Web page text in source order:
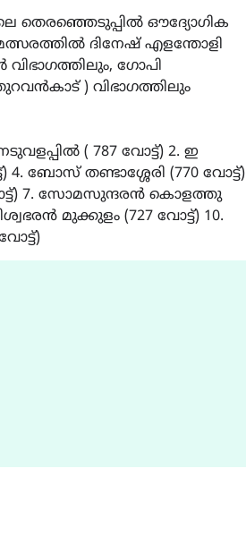
തെരഞ്ഞെടുപ്പിൽ ഔദ്യോഗിക
മത്സരത്തിൽ ദിനേഷ് എളന്തോളി
വിഭാഗത്തിലും, ഗോപി
) വിഭാഗത്തിലും
( 787 വോട്ട്) 2. ഇ
4. ബോസ് തണ്ടാശ്ശേരി (770 വോട്ട്)
7. സോമസുന്ദരൻ കൊളത്തു
മുക്കുളം (727 വോട്ട്) 10.